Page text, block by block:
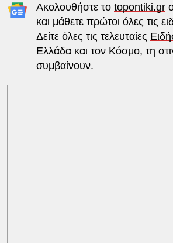
Ακολουθήστε το topontiki.gr
και μάθετε πρώτοι όλες τις
Δείτε όλες τις τελευταίες
Ελλάδα και τον Κόσμο, τη
συμβαίνουν.